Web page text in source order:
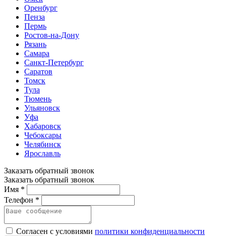
Оренбург
Пенза
Пермь
Ростов-на-Дону
Рязань
Самара
Санкт-Петербург
Саратов
Томск
Тула
Тюмень
Ульяновск
Уфа
Хабаровск
Чебоксары
Челябинск
Ярославль
Заказать обратный звонок
Заказать обратный звонок
Имя *
Телефон *
Согласен с условиями политики конфиденциальности